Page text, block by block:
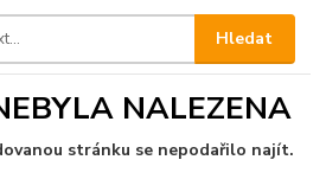
Hledat
NALEZENA
stránku se nepodařilo najít.